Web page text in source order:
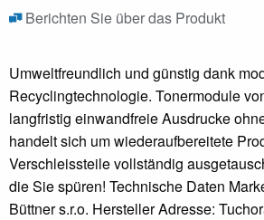
Berichten Sie über das Produkt
Umweltfreundlich und günstig dank
Recyclingtechnologie. Tonermodule
langfristig einwandfreie Ausdrucke
handelt sich um wiederaufbereitete
Verschleissteile vollständig
die Sie spüren! Technische Daten
Büttner s.r.o. Hersteller Adresse: